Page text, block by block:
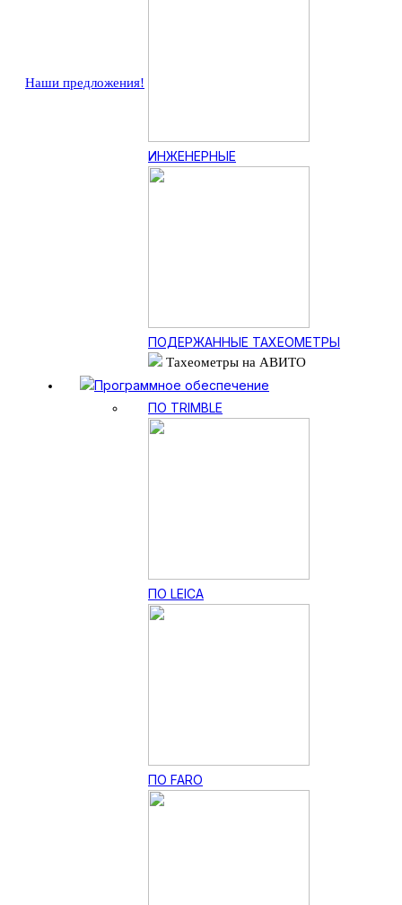
Наши предложения!
ИНЖЕНЕРНЫЕ
ПОДЕРЖАННЫЕ ТАХЕОМЕТРЫ
Тахеометры на АВИТО
Программное обеспечение
ПО TRIMBLE
ПО LEICA
ПО FARO